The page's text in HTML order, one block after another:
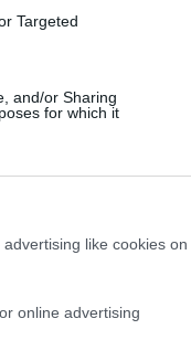
Targeted
and/or Sharing
for which it
like cookies on
online advertising